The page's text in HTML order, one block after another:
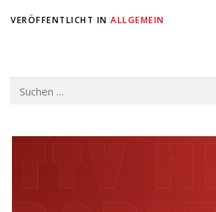
VERÖFFENTLICHT IN ALLGEMEIN
nach: